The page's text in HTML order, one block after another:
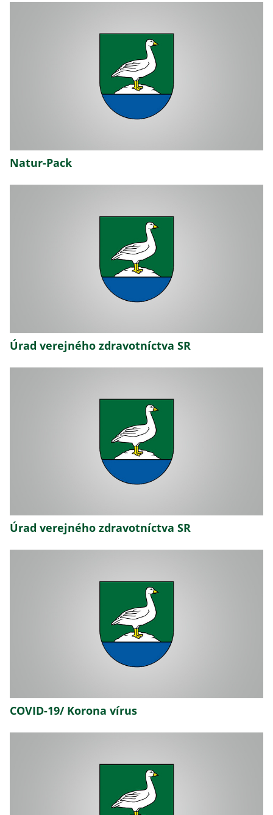
Natur-Pack
Úrad verejného zdravotníctva SR
Úrad verejného zdravotníctva SR
COVID-19/ Korona vírus